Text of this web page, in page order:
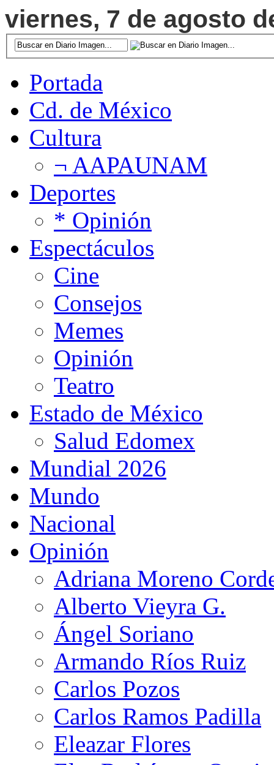
viernes, 7 de agosto
Portada
Cd. de México
Cultura
¬ AAPAUNAM
Deportes
* Opinión
Espectáculos
Cine
Consejos
Memes
Opinión
Teatro
Estado de México
Salud Edomex
Mundial 2026
Mundo
Nacional
Opinión
Adriana Moreno
Alberto Vieyra G.
Ángel Soriano
Armando Ríos Ruiz
Carlos Pozos
Carlos Ramos Padilla
Eleazar Flores